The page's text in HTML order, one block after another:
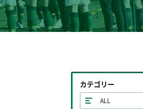
カテゴリー
ALL